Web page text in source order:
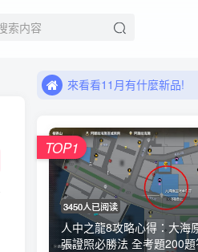
來看看11月有什麼新品!
來看看11月有什麼新品!
3450人已阅读
人中之龍8攻略心得：大海
張證照必勝法 全考題200
TOP1